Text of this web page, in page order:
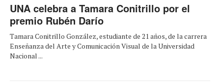
UNA celebra a Tamara Conitrillo por el
premio Rubén Darío
Tamara Conitrillo González, estudiante de 21 años, de la carrera
Enseñanza del Arte y Comunicación Visual de la Universidad
Nacional ...